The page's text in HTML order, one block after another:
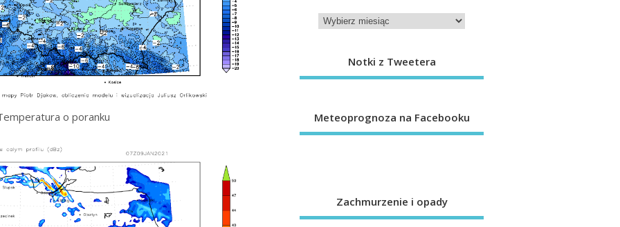
o poranku
Notki z Tweetera
Meteoprognoza na Facebooku
Zachmurzenie i opady